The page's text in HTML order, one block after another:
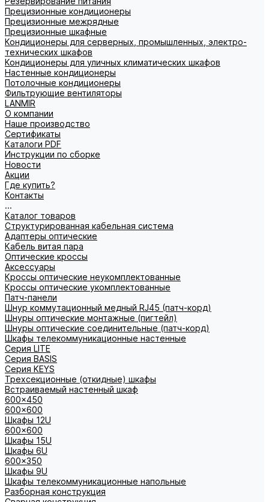
Прецизионные кондиционеры
Прецизионные межрядные
Прецизионные шкафные
Кондиционеры для серверных, промышленных, электро-
технических шкафов
Кондиционеры для уличных климатических шкафов
Настенные кондиционеры
Потолочные кондиционеры
Фильтрующие вентиляторы
LANMIR
О компании
Наше производство
Сертификаты
Каталоги PDF
Инструкции по сборке
Новости
Акции
Где купить?
Контакты
...
Каталог товаров
Структурированная кабельная система
Адаптеры оптические
Кабель витая пара
Оптические кроссы
Аксессуары
Кроссы оптические неукомплектованные
Кроссы оптические укомплектованные
Патч-панели
Шнур коммутационный медный RJ45 (патч-корд)
Шнуры оптические монтажные (пигтейл)
Шнуры оптические соединительные (патч-корд)
Шкафы телекоммуникационные настенные
Cерия LITE
Cерия BASIS
Cерия KEYS
Трехсекционные (откидные) шкафы
Встраиваемый настенный шкаф
600x450
600x600
Шкафы 12U
600x600
Шкафы 15U
Шкафы 6U
600x350
Шкафы 9U
Шкафы телекоммуникационные напольные
Разборная конструкция